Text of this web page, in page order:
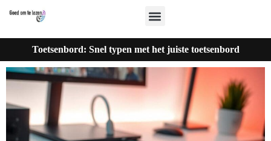
Toetsenbord: Snel typen met het juiste toetsenbord